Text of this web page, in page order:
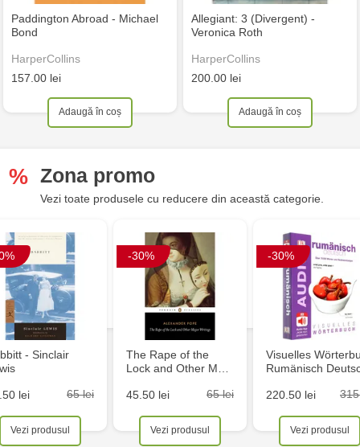
Paddington Abroad - Michael
Bond
HarperCollins
157.00 lei
Adaugă în coș
Allegiant: 3 (Divergent) -
Veronica Roth
HarperCollins
200.00 lei
Adaugă în coș
% Zona promo
Vezi toate produsele cu reducere din această categorie.
- Sinclair
lei 65 lei
Vezi produsul
-30%
The Rape of the
Lock and Other M…
45.50 lei 65 lei
Vezi produsul
-30%
Visuelles
Rumänisch
220.50 lei
Vezi produsul